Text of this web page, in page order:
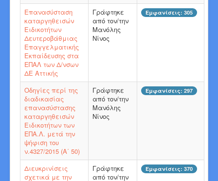
Επανασύσταση
καταργηθεισών
Ειδικοτήτων
Δευτεροβάθμιας
Επαγγελματικής
Εκπαίδευσης στα
ΕΠΑΛ των Δ/νσων
ΔΕ Αττικής
Γράφτηκε
από τον/την
Μανόλης
Νίνος
Εμφανίσεις: 305
Οδηγίες περί της
διαδικασίας
επανασύστασης
καταργηθεισών
Ειδικοτήτων των
ΕΠΑ.Λ. μετά την
ψήφιση του
ν.4327/2015 (Α΄ 50)
Γράφτηκε
από τον/την
Μανόλης
Νίνος
Εμφανίσεις: 297
Διευκρινίσεις
σχετικά με την
Γράφτηκε
από τον/την
Εμφανίσεις: 370